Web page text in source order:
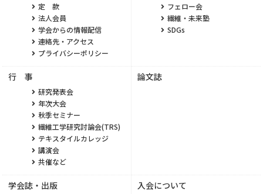
定 款
法人会員
学会からの情報配信
連絡先・アクセス
プライバシーポリシー
フェロー会
繊維・未来塾
SDGs
行 事
研究発表会
年次大会
秋季セミナー
繊維工学研究討論会(TRS)
テキスタイルカレッジ
講演会
共催など
論文誌
学会誌・出版 入会について